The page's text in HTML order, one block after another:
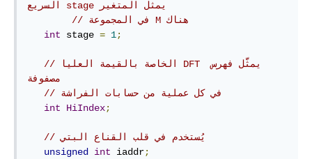
int stage = 1;
// الخاصة بالقيمة العليا DFT يمثَّل فهرس
مصفوفة
// في كل عملية من حسابات الفراشة
int
HiIndex;
// يُستخدم في قلب القناع البتي
unsigned int iaddr;